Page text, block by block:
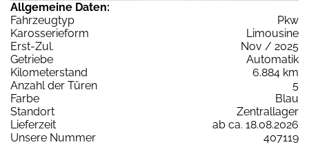
Allgemeine Daten:
Fahrzeugtyp
Pkw
Karosserieform
Limousine
Erst-Zul.
Nov / 2025
Getriebe
Automatik
Kilometerstand
6.884 km
Anzahl der Türen
5
Farbe
Blau
Standort
Zentrallager
Lieferzeit
ab ca. 18.08.2026
Unsere Nummer
407119